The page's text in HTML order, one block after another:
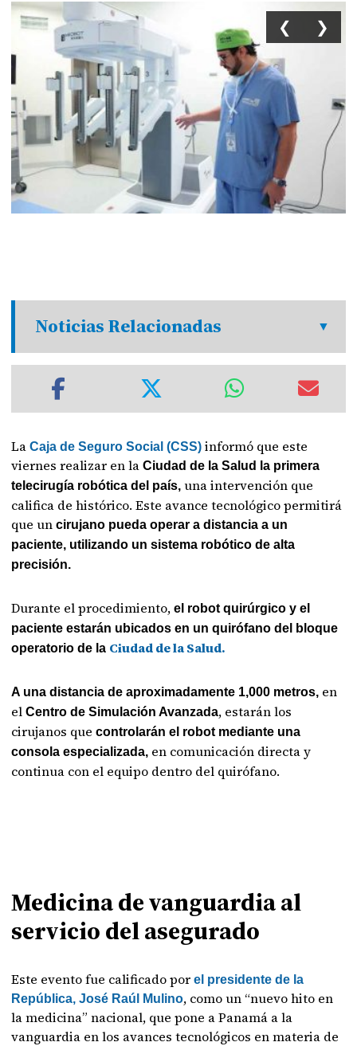
❮ ❯
Noticias Relacionadas
LaCaja de Seguro Social (CSS)informó que este
viernes realizar en la Ciudad de la Salud la primera
telecirugía robótica del país,una intervención que
califica de histórico. Este avance tecnológico permitirá
que uncirujano pueda operar a distancia a un
paciente, utilizando un sistema robótico de alta
precisión.
Durante el procedimiento,el robot quirúrgico y el
paciente estarán ubicados en un quirófano del bloque
operatorio de la Ciudad de la Salud.
A una distancia de aproximadamente 1,000 metros, en
elCentro de Simulación Avanzada, estarán los
cirujanos quecontrolarán el robot mediante una
consola especializada, en comunicación directa y
continua con el equipo dentro del quirófano.
Medicina de vanguardia al
servicio del asegurado
Este evento fue calificado porel presidente de la
República, José Raúl Mulino, como un “nuevo hito en
la medicina” nacional, que pone a Panamá a la
vanguardia en los avances tecnológicos en materia de